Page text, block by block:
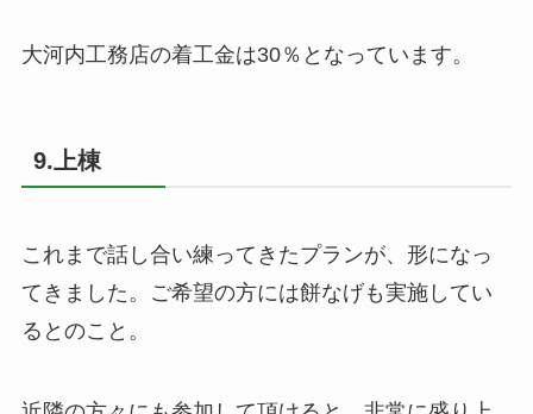
大河内工務店の着工金は30％となっています。
9.上棟
これまで話し合い練ってきたプランが、形になっ
てきました。ご希望の方には餅なげも実施してい
るとのこと。